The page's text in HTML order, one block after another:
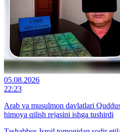
05.08.2026
22:23
Arab va musulmon davlatlari
himoya qilish rejasini ishga tushirdi